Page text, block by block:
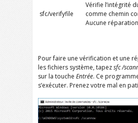
sfc/verifyfile
Vérifie l’intégrité
comme chemin
Aucune
Pour faire une vérification et une
les fichiers système, tapezsfc /
sur la touche Entrée. Ce
s’exécuter. Prenez votre mal en